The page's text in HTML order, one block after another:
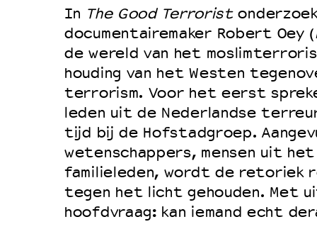
In The Good Terrorist
documentairemaker Robert Oey (
de wereld van het
houding van het Westen
terrorism. Voor het eerst
leden uit de Nederlandse
tijd bij de Hofstadgroep.
wetenschappers, mensen uit
familieleden, wordt de retoriek
tegen het licht gehouden. Met
hoofdvraag: kan iemand echt